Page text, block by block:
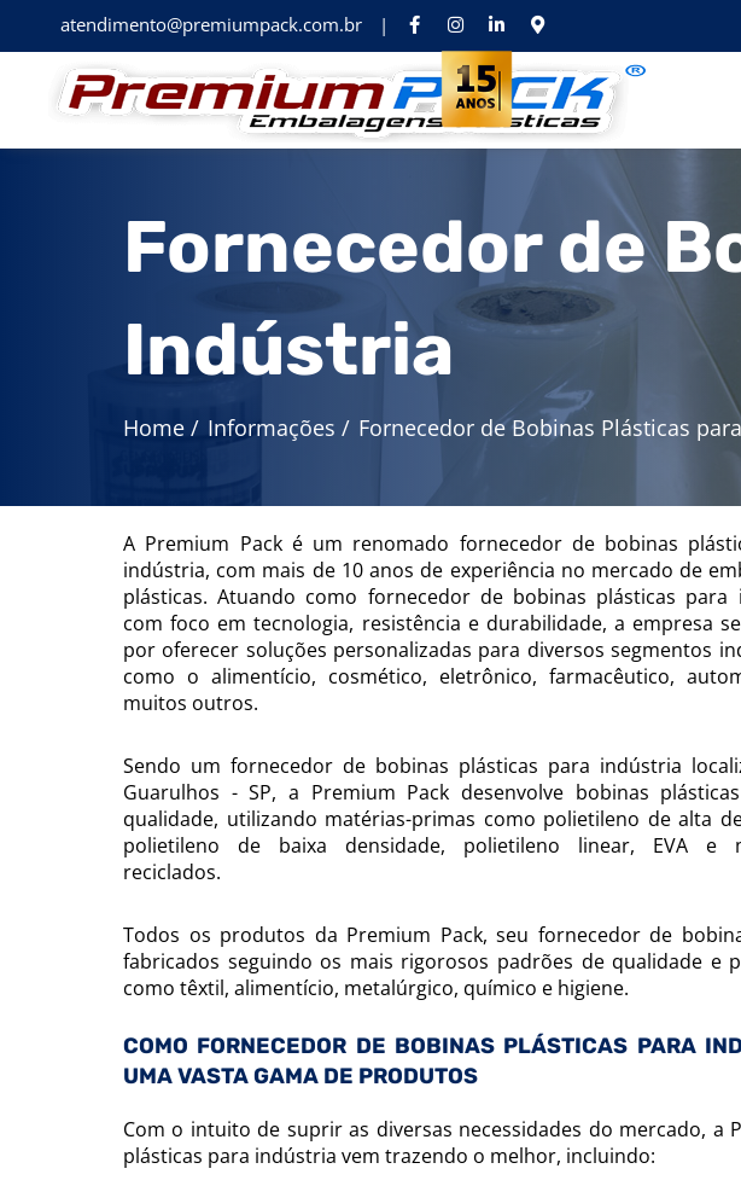
atendimento@premiumpack.com.br |
Fornecedor de
Indústria
Home / Informações / Fornecedor de Bobinas Plásticas
A Premium Pack é um renomado fornecedor de bobinas
indústria, com mais de 10 anos de experiência no mercado de
plásticas. Atuando como fornecedor de bobinas plásticas para
com foco em tecnologia, resistência e durabilidade, a empresa
por oferecer soluções personalizadas para diversos segmentos
como o alimentício, cosmético, eletrônico, farmacêutico,
muitos outros.
Sendo um fornecedor de bobinas plásticas para indústria
Guarulhos - SP, a Premium Pack desenvolve bobinas
qualidade, utilizando matérias-primas como polietileno de alta
polietileno de baixa densidade, polietileno linear, EVA e
reciclados.
Todos os produtos da Premium Pack, seu fornecedor de
fabricados seguindo os mais rigorosos padrões de qualidade e
como têxtil, alimentício, metalúrgico, químico e higiene.
COMO FORNECEDOR DE BOBINAS PLÁSTICAS PARA
UMA VASTA GAMA DE PRODUTOS
Com o intuito de suprir as diversas necessidades do mercado, a
plásticas para indústria vem trazendo o melhor, incluindo: